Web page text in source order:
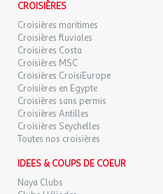
CROISIÈRES
Croisières maritimes
Croisières fluviales
Croisières Costa
Croisières MSC
Croisières CroisiEurope
Croisières en Egypte
Croisières sans permis
Croisières Antilles
Croisières Seychelles
Toutes nos croisières
IDEES & COUPS DE COEUR
Naya Clubs